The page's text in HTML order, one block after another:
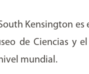
Kensington
de Ciencias y
mundial.